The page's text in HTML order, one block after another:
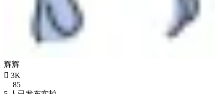
辉辉
 3K
85